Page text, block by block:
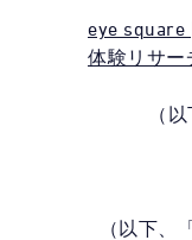
eye square
体験リサー
（
（以下、